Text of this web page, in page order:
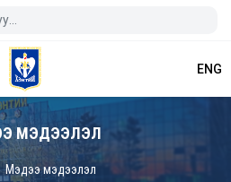
ENG
МЭДЭЭЛЭЛ
Мэдээ мэдээлэл